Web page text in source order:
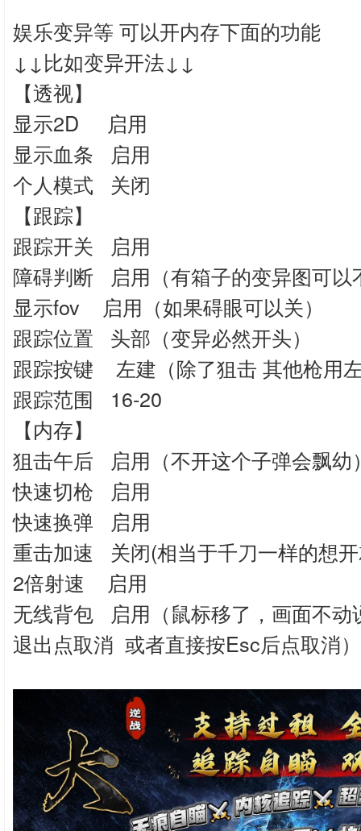
娱乐变异等 可以开内存下面的功能
↓↓比如变异开法↓↓
【透视】
显示2D 启用
显示血条 启用
个人模式 关闭
【跟踪】
跟踪开关 启用
障碍判断 启用（有箱子的变异图可以
显示fov 启用（如果碍眼可以关）
跟踪位置 头部（变异必然开头）
跟踪按键 左建（除了狙击 其他枪用
跟踪范围 16-20
【内存】
狙击午后 启用（不开这个子弹会飘幼
快速切枪 启用
快速换弹 启用
重击加速 关闭(相当于千刀一样的想
2倍射速 启用
无线背包 启用（鼠标移了，画面不动
退出点取消 或者直接按Esc后点取消）